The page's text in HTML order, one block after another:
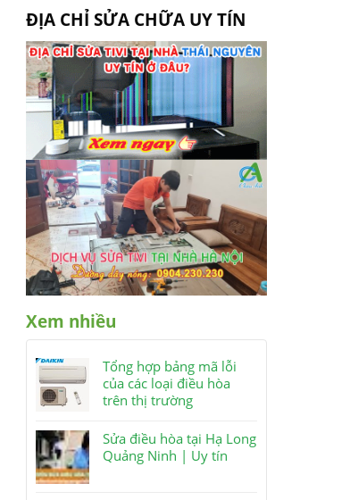
ĐỊA CHỈ SỬA CHỮA UY TÍN
Xem nhiều
Tổng hợp bảng mã lỗi
của các loại điều hòa
trên thị trường
Sửa điều hòa tại Hạ Long
Quảng Ninh | Uy tín